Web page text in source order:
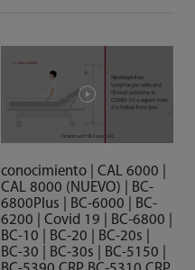
conocimiento | CAL 6000 |
CAL 8000 (NUEVO) | BC-
6800Plus | BC-6000 | BC-
6200 | Covid 19 | BC-6800 |
BC-10 | BC-20 | BC-20s |
BC-30 | BC-30s | BC-5150 |